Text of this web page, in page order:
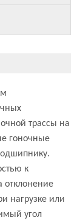
трассы на
гоночные
к
отклонение
нагрузке или
угол